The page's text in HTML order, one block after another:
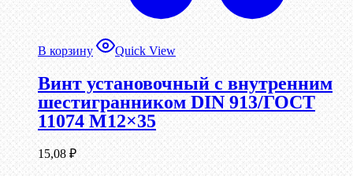
В корзину Quick View
Винт установочный с внутренним
шестигранником DIN 913/ГОСТ
11074 М12×35
15,08 ₽